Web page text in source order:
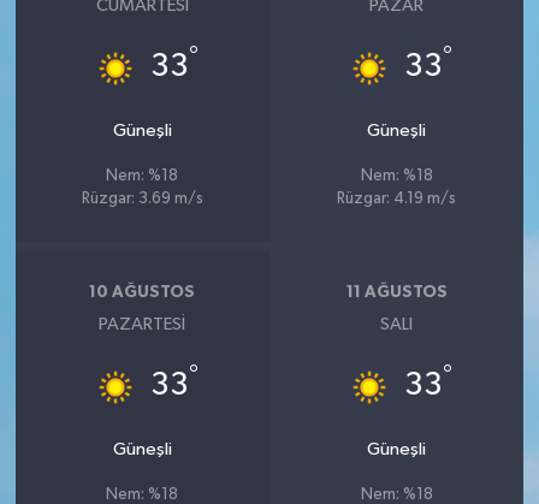
CUMARTESI
33°
Güneşli
Nem: %18
Rüzgar: 3.69 m/s
PAZAR
33°
Güneşli
Nem: %18
Rüzgar: 4.19 m/s
10 AĞUSTOS
PAZARTESI
33°
Güneşli
Nem: %18
11 AĞUSTOS
SALI
33°
Güneşli
Nem: %18